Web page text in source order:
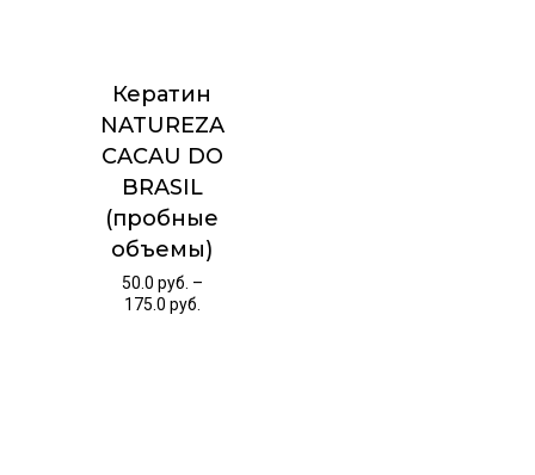
Кератин
NATUREZA
CACAU DO
BRASIL
(пробные
объемы)
50.0 руб. –
175.0 руб.